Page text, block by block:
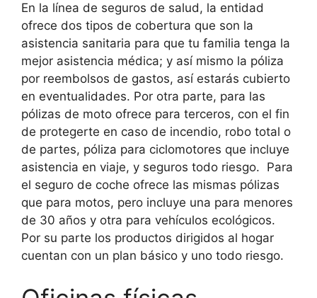
En la línea de seguros de salud, la entidad
ofrece dos tipos de cobertura que son la
asistencia sanitaria para que tu familia tenga la
mejor asistencia médica; y así mismo la póliza
por reembolsos de gastos, así estarás cubierto
en eventualidades. Por otra parte, para las
pólizas de moto ofrece para terceros, con el fin
de protegerte en caso de incendio, robo total o
de partes, póliza para ciclomotores que incluye
asistencia en viaje, y seguros todo riesgo. Para
el seguro de coche ofrece las mismas pólizas
que para motos, pero incluye una para menores
de 30 años y otra para vehículos ecológicos.
Por su parte los productos dirigidos al hogar
cuentan con un plan básico y uno todo riesgo.